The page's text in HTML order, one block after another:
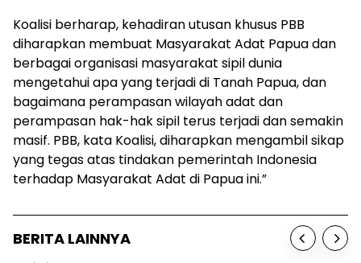
Koalisi berharap, kehadiran utusan khusus PBB
diharapkan membuat Masyarakat Adat Papua dan
berbagai organisasi masyarakat sipil dunia
mengetahui apa yang terjadi di Tanah Papua, dan
bagaimana perampasan wilayah adat dan
perampasan hak-hak sipil terus terjadi dan semakin
masif. PBB, kata Koalisi, diharapkan mengambil sikap
yang tegas atas tindakan pemerintah Indonesia
terhadap Masyarakat Adat di Papua ini.”
BERITA LAINNYA